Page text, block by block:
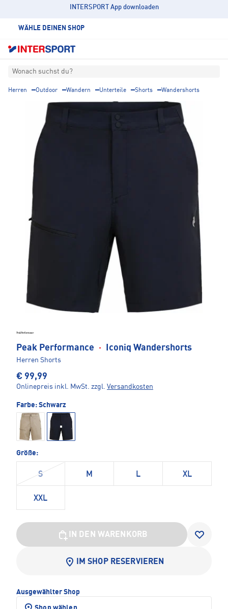
INTERSPORT App downloaden
WÄHLE DEINEN SHOP
Wonach suchst du?
Herren Outdoor Wandern Unterteile Shorts Wandershorts
Peak Performance · Iconiq Wandershorts
Herren Shorts
€ 99,99
Onlinepreis inkl. MwSt. zzgl. Versandkosten
Farbe: Schwarz
Größe:
S M L XL
XXL
IN DEN WARENKORB
IM SHOP RESERVIEREN
Ausgewählter Shop